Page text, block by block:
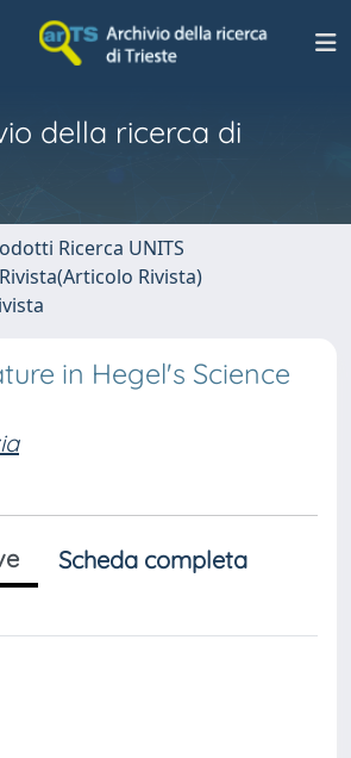
della ricerca di
Ricerca UNITS
Rivista)
in Hegel's Science
Scheda completa